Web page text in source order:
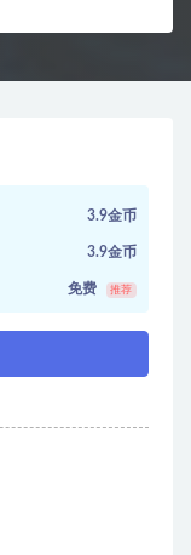
3.9金币
3.9金币
免费 推荐